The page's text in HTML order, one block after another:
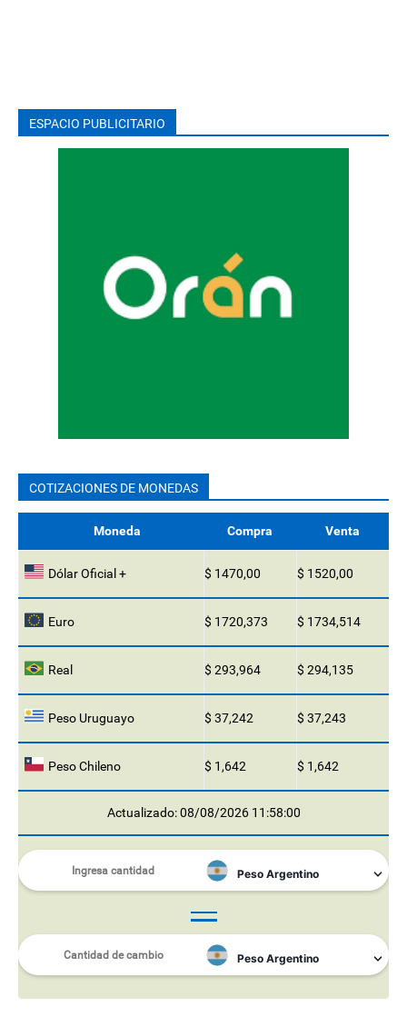
ESPACIO PUBLICITARIO
COTIZACIONES DE MONEDAS
Moneda Compra Venta
Dólar Oficial + $ 1470,00 $ 1520,00
Euro $ 1720,373 $ 1734,514
Real $ 293,964 $ 294,135
Peso Uruguayo $ 37,242 $ 37,243
Peso Chileno $ 1,642 $ 1,642
Actualizado: 08/08/2026 11:58:00